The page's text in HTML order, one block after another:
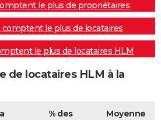
le plus de propriétaires
comptent le plus de locataires
le plus de locataires HLM
de locataires HLM à la
% des
Moyenne